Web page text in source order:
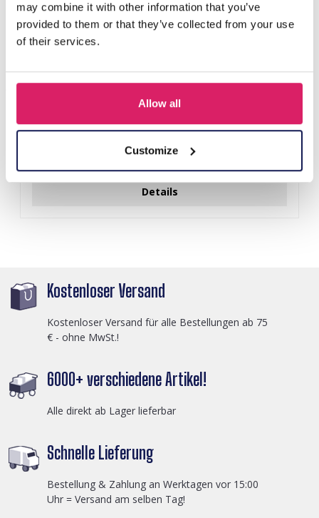
may combine it with other information that you’ve
provided to them or that they’ve collected from your use
of their services.
Allow all
Customize
S-B8.5 H919-003-2 Hair Clip Set 3pcs
Details
Kostenloser Versand
Kostenloser Versand für alle Bestellungen ab 75
€ - ohne MwSt.!
6000+ verschiedene Artikel!
Alle direkt ab Lager lieferbar
Schnelle Lieferung
Bestellung & Zahlung an Werktagen vor 15:00
Uhr = Versand am selben Tag!